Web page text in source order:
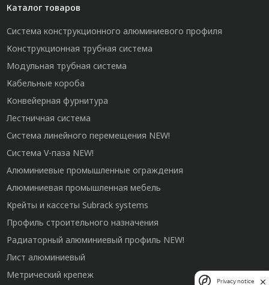
Каталог товаров
Система конструкционного алюминиевого профиля
Конструкционная трубная система
Модульная трубная система
Кабельные короба
Конвейерная фурнитура
Лестничная система
Система линейного перемещения NEW!
Система V-паза NEW!
Алюминиевые промышленные ограждения
Алюминиевая промышленная мебель
Крейты и кассеты Subrack systems
Профиль строительного назначения
Радиаторный алюминиевый профиль NEW!
Лист алюминиевый
Метрический крепеж
Privacy notice